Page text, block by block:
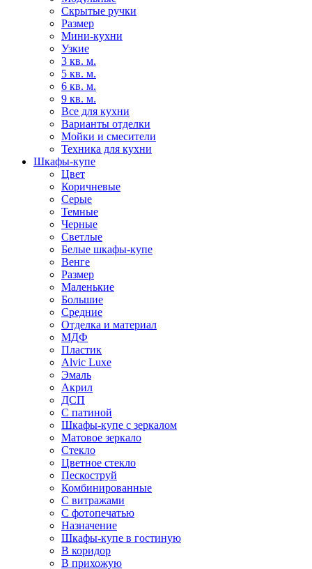
Скрытые ручки
Размер
Мини-кухни
Узкие
3 кв. м.
5 кв. м.
6 кв. м.
9 кв. м.
Все для кухни
Варианты отделки
Мойки и смесители
Техника для кухни
Шкафы-купе
Цвет
Коричневые
Серые
Темные
Черные
Светлые
Белые шкафы-купе
Венге
Размер
Маленькие
Большие
Средние
Отделка и материал
МДФ
Пластик
Alvic Luxe
Эмаль
Акрил
ДСП
С патиной
Шкафы-купе с зеркалом
Матовое зеркало
Стекло
Цветное стекло
Пескоструй
Комбинированные
С витражами
С фотопечатью
Назначение
Шкафы-купе в гостиную
В коридор
В прихожую